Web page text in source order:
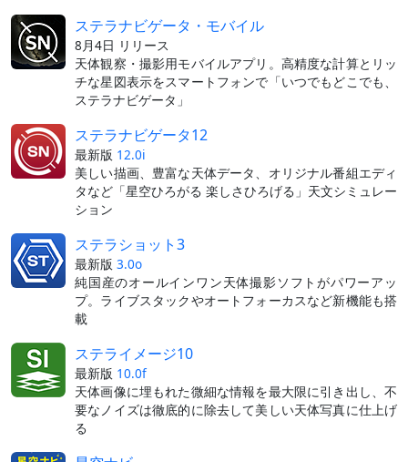
ステラナビゲータ・モバイル
8月4日 リリース
天体観察・撮影用モバイルアプリ。高精度な計算とリッ
チな星図表示をスマートフォンで「いつでもどこでも、
ステラナビゲータ」
ステラナビゲータ12
最新版 12.0i
美しい描画、豊富な天体データ、オリジナル番組エディ
タなど「星空ひろがる 楽しさひろげる」天文シミュレー
ション
ステラショット3
最新版 3.0o
純国産のオールインワン天体撮影ソフトがパワーアッ
プ。ライブスタックやオートフォーカスなど新機能も搭
載
ステライメージ10
最新版 10.0f
天体画像に埋もれた微細な情報を最大限に引き出し、不
要なノイズは徹底的に除去して美しい天体写真に仕上げ
る